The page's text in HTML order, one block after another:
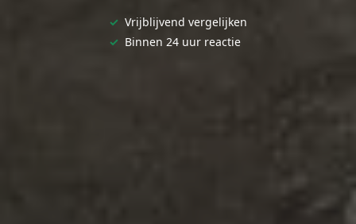
✓ Vrijblijvend vergelijken
✓ Binnen 24 uur reactie